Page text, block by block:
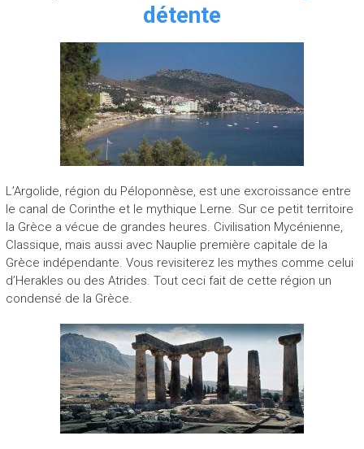
détente
L’Argolide, région du Péloponnèse, est une excroissance entre
le canal de Corinthe et le mythique Lerne. Sur ce petit territoire
la Grèce a vécue de grandes heures. Civilisation Mycénienne,
Classique, mais aussi avec Nauplie première capitale de la
Grèce indépendante. Vous revisiterez les mythes comme celui
d’Herakles ou des Atrides. Tout ceci fait de cette région un
condensé de la Grèce.